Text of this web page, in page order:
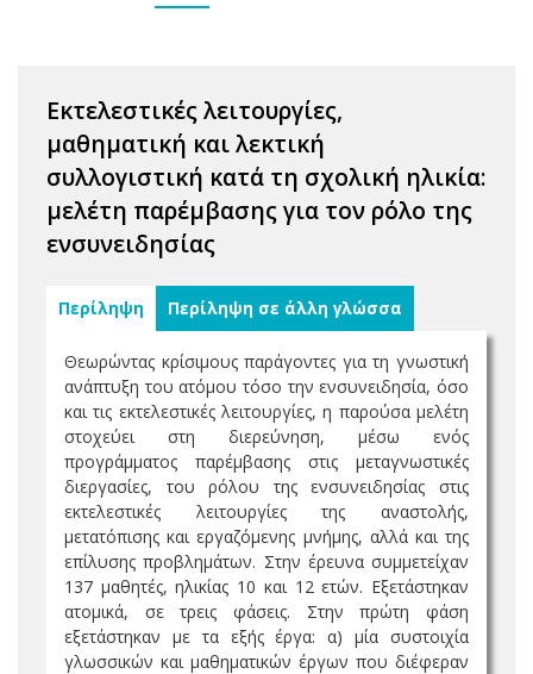
Εκτελεστικές λειτουργίες,
μαθηματική και λεκτική
συλλογιστική κατά τη σχολική ηλικία:
μελέτη παρέμβασης για τον ρόλο της
ενσυνειδησίας
Περίληψη Περίληψη σε άλλη γλώσσα
Θεωρώντας κρίσιμους παράγοντες για τη γνωστική
ανάπτυξη του ατόμου τόσο την ενσυνειδησία, όσο
και τις εκτελεστικές λειτουργίες, η παρούσα μελέτη
στοχεύει στη διερεύνηση, μέσω ενός
προγράμματος παρέμβασης στις μεταγνωστικές
διεργασίες, του ρόλου της ενσυνειδησίας στις
εκτελεστικές λειτουργίες της αναστολής,
μετατόπισης και εργαζόμενης μνήμης, αλλά και της
επίλυσης προβλημάτων. Στην έρευνα συμμετείχαν
137 μαθητές, ηλικίας 10 και 12 ετών. Εξετάστηκαν
ατομικά, σε τρεις φάσεις. Στην πρώτη φάση
εξετάστηκαν με τα εξής έργα: α) μία συστοιχία
γλωσσικών και μαθηματικών έργων που διέφεραν